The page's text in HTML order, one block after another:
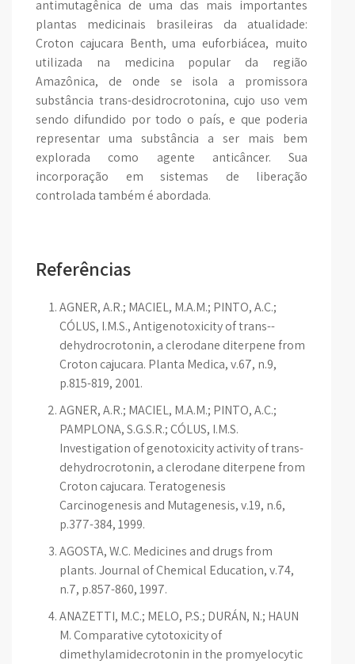
antimutagênica de uma das mais importantes
plantas medicinais brasileiras da atualidade:
Croton cajucara Benth, uma euforbiácea, muito
utilizada na medicina popular da região
Amazônica, de onde se isola a promissora
substância trans-desidrocrotonina, cujo uso vem
sendo difundido por todo o país, e que poderia
representar uma substância a ser mais bem
explorada como agente anticâncer. Sua
incorporação em sistemas de liberação
controlada também é abordada.
Referências
AGNER, A.R.; MACIEL, M.A.M.; PINTO, A.C.;
CÓLUS, I.M.S., Antigenotoxicity of trans--
dehydrocrotonin, a clerodane diterpene from
Croton cajucara. Planta Medica, v.67, n.9,
p.815-819, 2001.
AGNER, A.R.; MACIEL, M.A.M.; PINTO, A.C.;
PAMPLONA, S.G.S.R.; CÓLUS, I.M.S.
Investigation of genotoxicity activity of trans-
dehydrocrotonin, a clerodane diterpene from
Croton cajucara. Teratogenesis
Carcinogenesis and Mutagenesis, v.19, n.6,
p.377-384, 1999.
AGOSTA, W.C. Medicines and drugs from
plants. Journal of Chemical Education, v.74,
n.7, p.857-860, 1997.
ANAZETTI, M.C.; MELO, P.S.; DURÁN, N.; HAUN
M. Comparative cytotoxicity of
dimethylamidecrotonin in the promyelocytic